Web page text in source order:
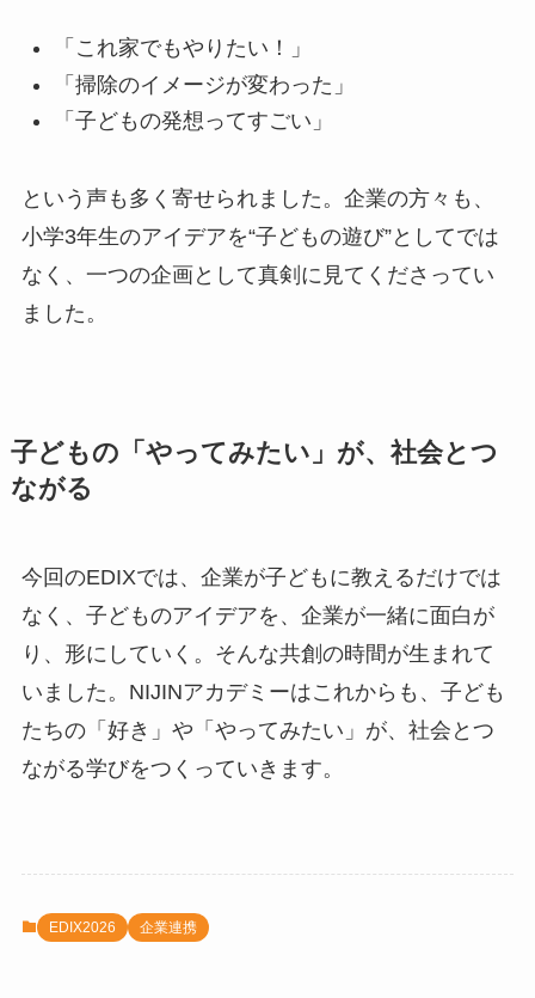
「これ家でもやりたい！」
「掃除のイメージが変わった」
「子どもの発想ってすごい」
という声も多く寄せられました。企業の方々も、
小学3年生のアイデアを“子どもの遊び”としてでは
なく、一つの企画として真剣に見てくださってい
ました。
子どもの「やってみたい」が、社会とつ
ながる
今回のEDIXでは、企業が子どもに教えるだけでは
なく、子どものアイデアを、企業が一緒に面白が
り、形にしていく。そんな共創の時間が生まれて
いました。NIJINアカデミーはこれからも、子ども
たちの「好き」や「やってみたい」が、社会とつ
ながる学びをつくっていきます。
EDIX2026 企業連携